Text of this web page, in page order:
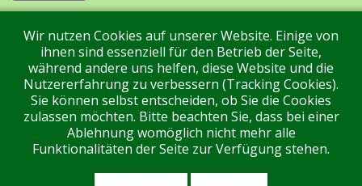
Impressum Datenschutz Über uns Kontakt
Tags Unterstützen Sie uns! Login
Wir nutzen Cookies auf unserer Website. Einige von
ihnen sind essenziell für den Betrieb der Seite,
während andere uns helfen, diese Website und die
Nutzererfahrung zu verbessern (Tracking Cookies).
Sie können selbst entscheiden, ob Sie die Cookies
zulassen möchten. Bitte beachten Sie, dass bei einer
Ablehnung womöglich nicht mehr alle
Funktionalitäten der Seite zur Verfügung stehen.